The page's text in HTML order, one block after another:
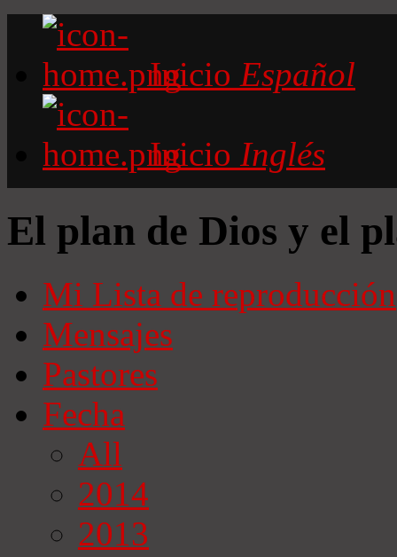
Inicio Español
Inicio Inglés
El plan de Dios y el
Mi Lista de reproducción
Mensajes
Pastores
Fecha
All
2014
2013